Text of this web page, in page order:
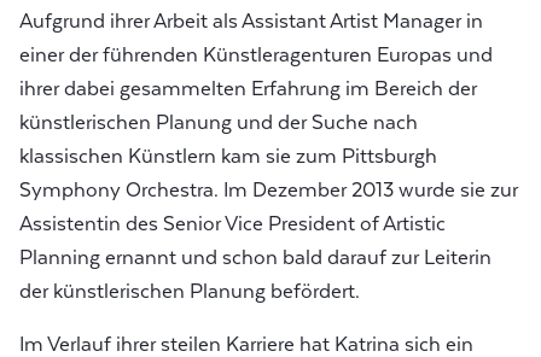
Aufgrund ihrer Arbeit als Assistant Artist Manager in
einer der führenden Künstleragenturen Europas und
ihrer dabei gesammelten Erfahrung im Bereich der
künstlerischen Planung und der Suche nach
klassischen Künstlern kam sie zum Pittsburgh
Symphony Orchestra. Im Dezember 2013 wurde sie zur
Assistentin des Senior Vice President of Artistic
Planning ernannt und schon bald darauf zur Leiterin
der künstlerischen Planung befördert.
Im Verlauf ihrer steilen Karriere hat Katrina sich ein